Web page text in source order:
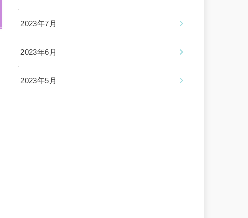
2023年7月
2023年6月
2023年5月